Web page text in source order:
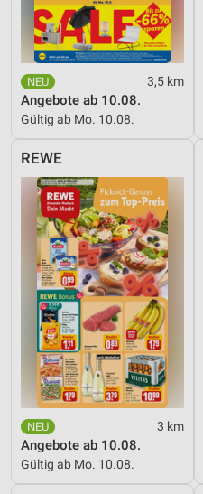
3,5 km
Angebote ab 10.08.
Gültig ab Mo. 10.08.
REWE
3 km
Angebote ab 10.08.
Gültig ab Mo. 10.08.